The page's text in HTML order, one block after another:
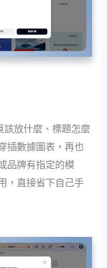
放什麼、標題怎麼
插數據圖表，再也
品牌有指定的模
，直接省下自己手